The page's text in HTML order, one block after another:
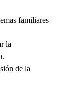
familiares
la
de la